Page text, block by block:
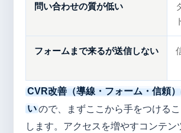
問い合わせの質が低い
フォームまで来るが送信しない
CVR改善（導線・フォーム・信頼
いので、まずここから手をつける
します。アクセスを増やすコンテン